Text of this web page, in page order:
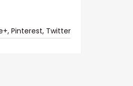
Pinterest, Twitter